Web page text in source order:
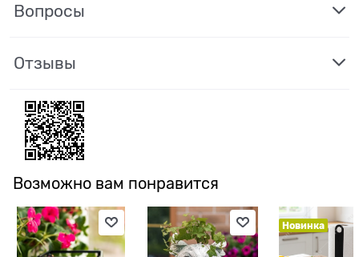
Вопросы
Отзывы
Возможно вам понравится
Новинка